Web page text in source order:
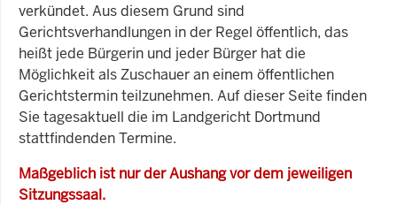
verkündet. Aus diesem Grund sind
Gerichtsverhandlungen in der Regel öffentlich, das
heißt jede Bürgerin und jeder Bürger hat die
Möglichkeit als Zuschauer an einem öffentlichen
Gerichtstermin teilzunehmen. Auf dieser Seite finden
Sie tagesaktuell die im Landgericht Dortmund
stattfindenden Termine.
Maßgeblich ist nur der Aushang vor dem jeweiligen
Sitzungssaal.